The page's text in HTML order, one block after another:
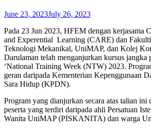
June 23, 2023July 26, 2023
Pada 23 Jun 2023, HFEM dengan kerjasama
and Experential Learning (CARE) dan
Teknologi Mekanikal, UniMAP, dan Kolej
Darulaman telah menganjurkan kursus jangka
‘National Training Week (NTW) 2023.
geran daripada Kementerian Kepenggunaan
Sara Hidup (KPDN).
Program yang dianjurkan secara atas talian
peserta yang terdiri daripada ahli Persatuan
Wanita UniMAP (PISKANITA) dan warga